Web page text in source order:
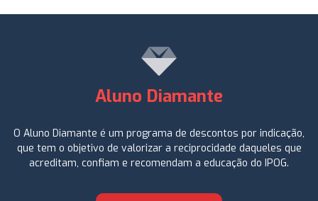
Aluno Diamante
O Aluno Diamante é um programa de descontos por indicação,
que tem o objetivo de valorizar a reciprocidade daqueles que
acreditam, confiam e recomendam a educação do IPOG.